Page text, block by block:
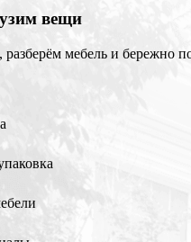
вещи
мебель и бережно